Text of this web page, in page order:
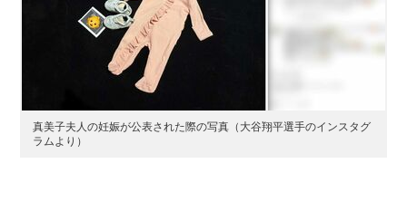
真美子夫人の妊娠が公表された際の写真（大谷翔平選手のインスタグ
ラムより）